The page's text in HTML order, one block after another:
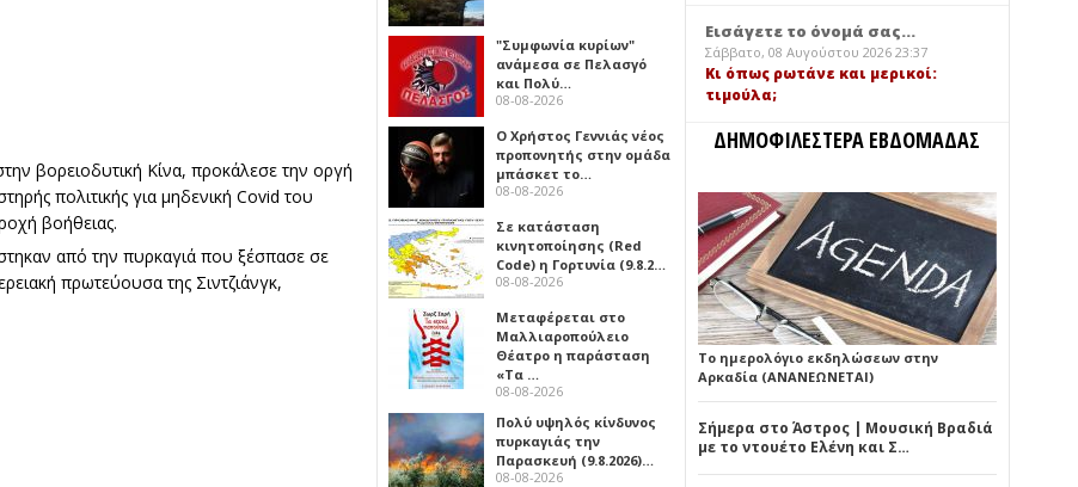
βορειοδυτική Κίνα, προκάλεσε την οργή
πολιτικής για μηδενική Covid του
βοήθειας.
από την πυρκαγιά που ξέσπασε σε
πρωτεύουσα της Σιντζιάνγκ,
"Συμφωνία κυρίων"
ανάμεσα σε Πελασγό
και Πολύ…
08-08-2026
Ο Χρήστος Γεννιάς νέος
προπονητής στην ομάδα
μπάσκετ το…
08-08-2026
Σε κατάσταση
κινητοποίησης (Red
Code) η Γορτυνία (9.8.2…
08-08-2026
Μεταφέρεται στο
Μαλλιαροπούλειο
Θέατρο η παράσταση
«Τα …
08-08-2026
Πολύ υψηλός κίνδυνος
πυρκαγιάς την
Παρασκευή (9.8.2026)…
08-08-2026
Εισάγετε το όνομά σας...
Σάββατο, 08 Αυγούστου 2026 23:37
Κι όπως ρωτάνε και μερικοί:
τιμούλα;
ΔΗΜΟΦΙΛΕΣΤΕΡΑ ΕΒΔΟΜΑΔΑΣ
Το ημερολόγιο εκδηλώσεων στην
Αρκαδία (ΑΝΑΝΕΩΝΕΤΑΙ)
Σήμερα στο Άστρος | Μουσική Βραδιά
με το ντουέτο Ελένη και Σ…